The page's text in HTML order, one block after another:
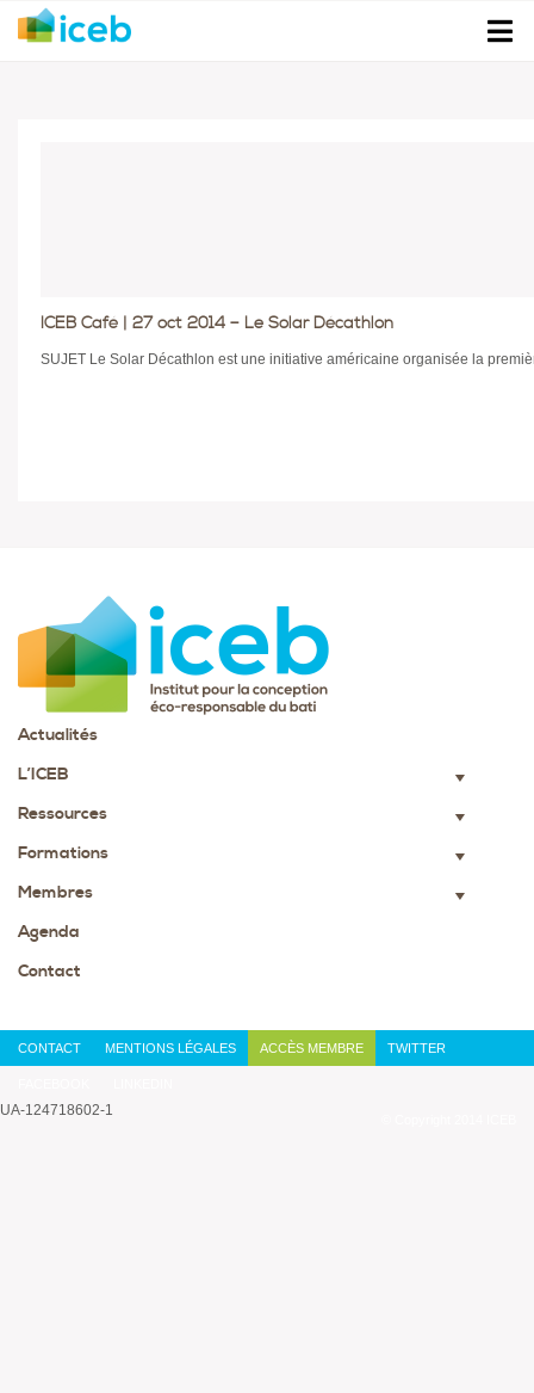
ICEB Café | 27 oct 2014 – Le Solar Décathlon
SUJET Le Solar Décathlon est une initiative américaine organisée la
Actualités
L’ICEB
▼
Ressources ▼
Formations ▼
Membres ▼
Agenda
Contact
CONTACT MENTIONS LÉGALES ACCÈS MEMBRE TWITTER
UA-124718602-1